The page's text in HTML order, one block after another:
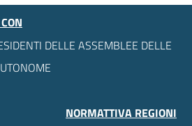
DELLE ASSEMBLEE DELLE
NORMATTIVA REGIONI